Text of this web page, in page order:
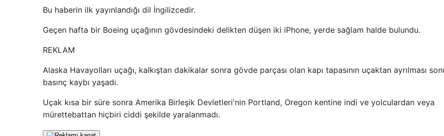
Bu haberin ilk yayınlandığı dil İngilizcedir.
Geçen hafta bir Boeing uçağının gövdesindeki delikten düşen iki iPhone, yerde sağlam halde bulundu.
REKLAM
Alaska Havayolları uçağı, kalkıştan dakikalar sonra gövde parçası olan kapı tapasının uçaktan ayrılması
basınç kaybı yaşadı.
Uçak kısa bir süre sonra Amerika Birleşik Devletleri'nin Portland, Oregon kentine indi ve yolculardan veya
mürettebattan hiçbiri ciddi şekilde yaralanmadı.